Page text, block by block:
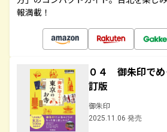
報満載！
０４ 御朱印で
訂版
御朱印
2025.11.06 発売